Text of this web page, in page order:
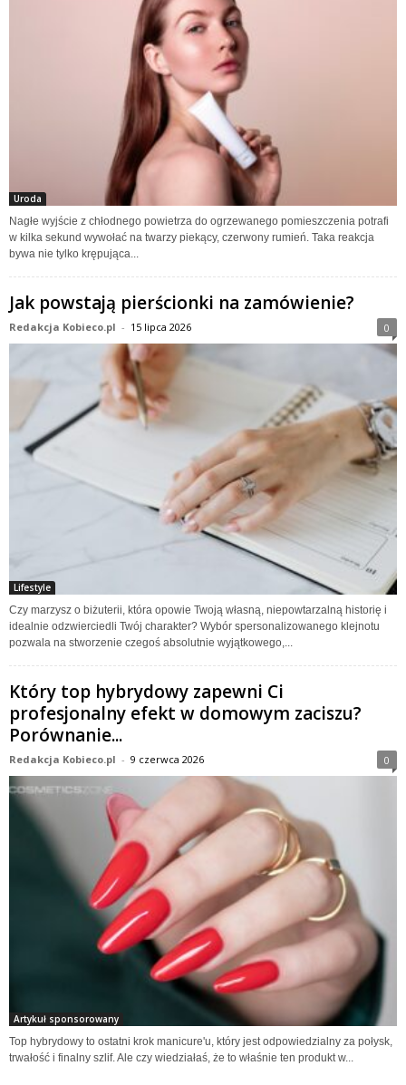
Uroda
Nagłe wyjście z chłodnego powietrza do ogrzewanego pomieszczenia potrafi
w kilka sekund wywołać na twarzy piekący, czerwony rumień. Taka reakcja
bywa nie tylko krępująca...
Jak powstają pierścionki na zamówienie?
Redakcja Kobieco.pl - 15 lipca 2026 0
Lifestyle
Czy marzysz o biżuterii, która opowie Twoją własną, niepowtarzalną historię i
idealnie odzwierciedli Twój charakter? Wybór spersonalizowanego klejnotu
pozwala na stworzenie czegoś absolutnie wyjątkowego,...
Który top hybrydowy zapewni Ci
profesjonalny efekt w domowym zaciszu?
Porównanie...
Redakcja Kobieco.pl - 9 czerwca 2026 0
Artykuł sponsorowany
Top hybrydowy to ostatni krok manicure'u, który jest odpowiedzialny za połysk,
trwałość i finalny szlif. Ale czy wiedziałaś, że to właśnie ten produkt w...